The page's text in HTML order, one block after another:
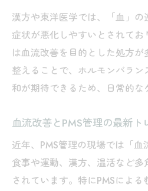
漢方や東洋医学では、「血」
症状が悪化しやすいとされて
は血流改善を目的とした処方
整えることで、ホルモンバラン
和が期待できるため、日常的な
血流改善とPMS管理の最新ト
近年、PMS管理の現場では「血
食事や運動、漢方、温活など
されています。特にPMSによ